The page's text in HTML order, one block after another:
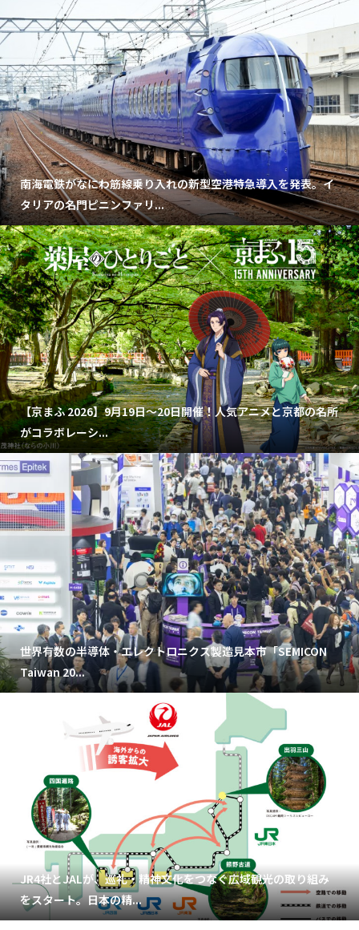
南海電鉄がなにわ筋線乗り入れの新型空港特急導入を発表。イ
タリアの名門ピニンファリ...
【京まふ 2026】9月19日～20日開催！人気アニメと京都の名所
がコラボレーシ...
世界有数の半導体・エレクトロニクス製造見本市「SEMICON
Taiwan 20...
JR4社とJALが、巡礼・精神文化をつなぐ広域観光の取り組み
をスタート。日本の精...